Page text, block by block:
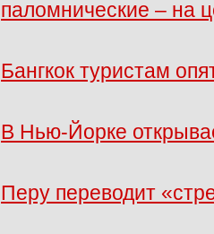
паломнические – на
Бангкок туристам
В Нью-Йорке
Перу переводит